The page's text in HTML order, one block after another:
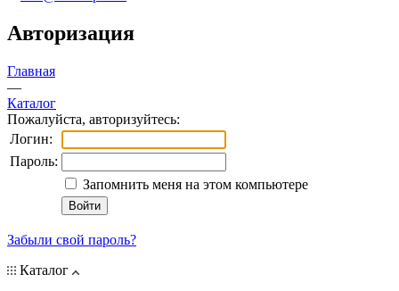
Авторизация
Главная
—
Каталог
Пожалуйста, авторизуйтесь:
Логин:
Пароль:
Запомнить меня на этом компьютере
Забыли свой пароль?
Каталог